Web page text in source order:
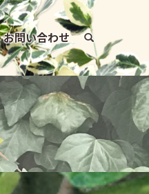
お問い合わせ